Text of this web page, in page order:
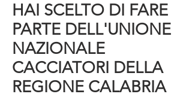
HAI SCELTO DI FARE
PARTE DELL'UNIONE
NAZIONALE
CACCIATORI DELLA
REGIONE CALABRIA